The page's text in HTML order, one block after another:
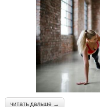
читать дальше →